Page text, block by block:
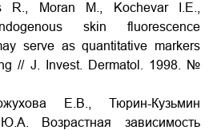
Moran M., Kochevar I.E.,
skin fluorescence
serve as quantitative markers
// J. Invest. Dermatol. 1998. №
Е.В., Тюрин-Кузьмин
Возрастная зависимость